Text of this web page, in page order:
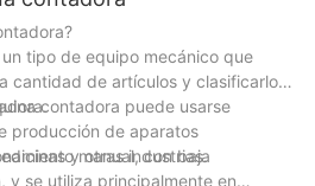
tipo de equipo mecánico que
cantidad de artículos y clasificarlos
contadora puede usarse
producción de aparatos
y otras industrias.
manual, con baja
se utiliza principalmente en